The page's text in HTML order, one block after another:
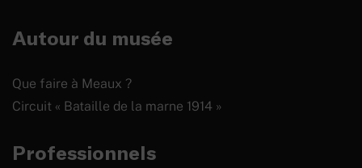
Autour du musée
Que faire à Meaux ?
Circuit « Bataille de la marne 1914 »
Professionnels